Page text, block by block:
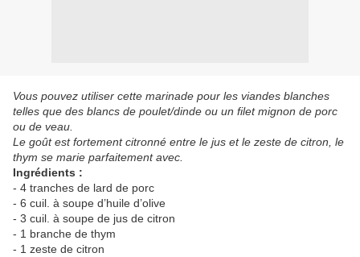
Vous pouvez utiliser cette marinade pour les viandes blanches
telles que des blancs de poulet/dinde ou un filet mignon de porc
ou de veau.
Le goût est fortement citronné entre le jus et le zeste de citron, le
thym se marie parfaitement avec.
Ingrédients :
- 4 tranches de lard de porc
- 6 cuil. à soupe d’huile d’olive
- 3 cuil. à soupe de jus de citron
- 1 branche de thym
- 1 zeste de citron